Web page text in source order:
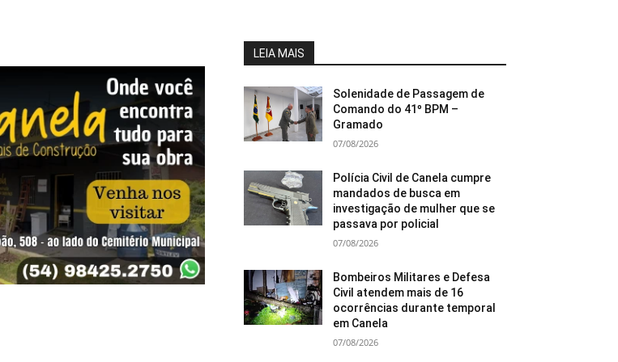
LEIA MAIS
Solenidade de Passagem de
Comando do 41º BPM –
Gramado
07/08/2026
Polícia Civil de Canela cumpre
mandados de busca em
investigação de mulher que se
passava por policial
07/08/2026
Bombeiros Militares e Defesa
Civil atendem mais de 16
ocorrências durante temporal
em Canela
07/08/2026